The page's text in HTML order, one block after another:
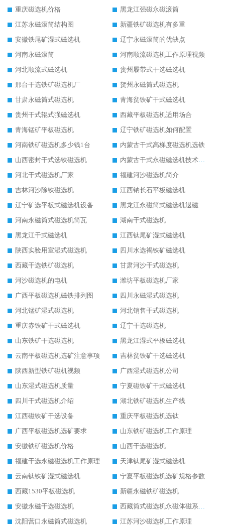
重庆磁选机价格
黑龙江强磁永磁滚筒
江苏永磁滚筒结构图
新疆铁矿磁选机有多重
安徽铁尾矿湿式磁选机
辽宁永磁滚筒的优缺点
河南永磁滚筒
河南顺流磁选机工作原理视频
河北顺流式磁选机
贵州履带式干选磁选机
邢台干选铁矿磁选机厂
贺州永磁筒式磁选机
甘肃永磁筒式磁选机
青海贫铁矿干式磁选机
贵州干式辊式强磁选机
西藏平板磁选机适用场合
青海锰矿平板磁选机
辽宁铁矿磁选机如何配置
河南铁矿磁选机多少钱1台
内蒙古干式高梯度磁选机选铁
山西密封干式选铁磁选机
内蒙古干式永磁磁选机技术要求
河北干式磁选机厂家
福建河沙磁选机简介
吉林河沙除铁磁选机
江西钠长石平板磁选机
辽宁矿选平板式磁选机设备
黑龙江永磁筒式磁选机退磁
河南永磁筒式磁选机筒瓦
湖南干式磁选机
黑龙江干式磁选机
江西钛尾矿湿式磁选机
陕西实验用室湿式磁选机
四川水选褐铁矿磁选机
西藏干选铁矿磁选机
甘肃河沙干式磁选机
河沙磁选机的电机
潍坊平板磁选机厂家
广西平板磁选机磁铁排列图
四川永磁湿式磁选机
河北锰矿湿式磁选机
河北销售干式磁选机
重庆赤铁矿干式磁选机
辽宁干选磁选机
山东铁矿干选磁选机
黑龙江湿式平板磁选机
云南平板磁选机选矿注意事项
吉林贫铁矿干选磁选机
陕西新型铁矿磁机视频
广西湿式磁选机公司
山东湿式磁选机质量
宁夏磁铁矿干式磁选机
四川干式磁选机介绍
湖北铁矿磁选机生产线
江西磁铁矿干选设备
重庆平板磁选机选钛
广西平板磁选机选矿要求
山东铁矿磁选机工作原理
安徽铁矿磁选机价格
山西干选磁选机
福建干选永磁磁选机工作原理
天津钛尾矿湿式磁选机
云南钛铁矿湿式磁选机
宁夏平板磁选机选矿规格参数
西藏1530平板磁选机
新疆永磁铁矿磁选机
安徽永磁干选磁选机
西藏筒式磁选机永磁体磁系设计
沈阳营口永磁筒式磁选机
江苏河沙磁选机工作原理